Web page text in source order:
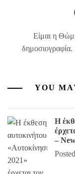
Είμαι η
YOU
Η
–